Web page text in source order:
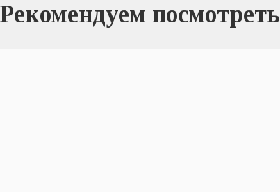
Рекомендуем посмотреть